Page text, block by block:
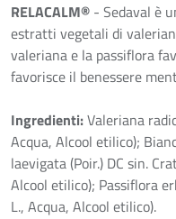
RELACALM® - Sedaval è
estratti vegetali di
valeriana e la passiflora
favorisce il benessere
Ingredienti:Valeriana
Acqua, Alcool etilico);
laevigata (Poir.) DC sin.
Alcool etilico); Passiflora
L., Acqua, Alcool etilico).